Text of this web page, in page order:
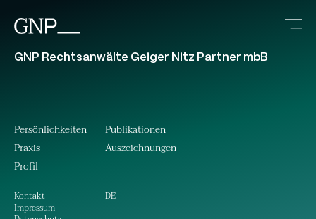
GNP Rechtsanwälte Geiger Nitz Partner mbB
Persönlichkeiten
Praxis
Profil
Kontakt
Impressum
Publikationen
Auszeichnungen
DE